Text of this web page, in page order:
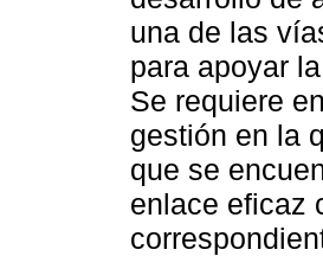
una de las
para apoyar
Se requiere
gestión en la
que se
enlace eficaz